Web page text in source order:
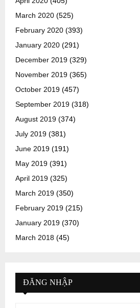
March 2020 (525)
February 2020 (393)
January 2020 (291)
December 2019 (329)
November 2019 (365)
October 2019 (457)
September 2019 (318)
August 2019 (374)
July 2019 (381)
June 2019 (191)
May 2019 (391)
April 2019 (325)
March 2019 (350)
February 2019 (215)
January 2019 (370)
March 2018 (45)
ĐĂNG NHẬP